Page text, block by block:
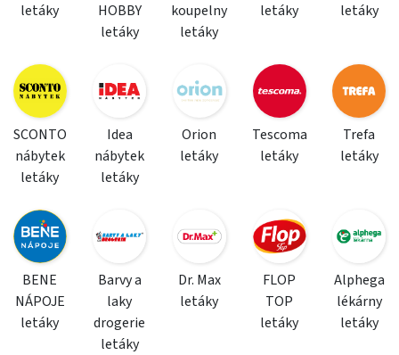
letáky
HOBBY
letáky
koupelny
letáky
letáky
letáky
SCONTO
nábytek
letáky
Idea
nábytek
letáky
Orion
letáky
Tescoma
letáky
Trefa
letáky
BENE
NÁPOJE
letáky
Barvy a
laky
drogerie
letáky
Dr. Max
letáky
FLOP
TOP
letáky
Alphega
lékárny
letáky